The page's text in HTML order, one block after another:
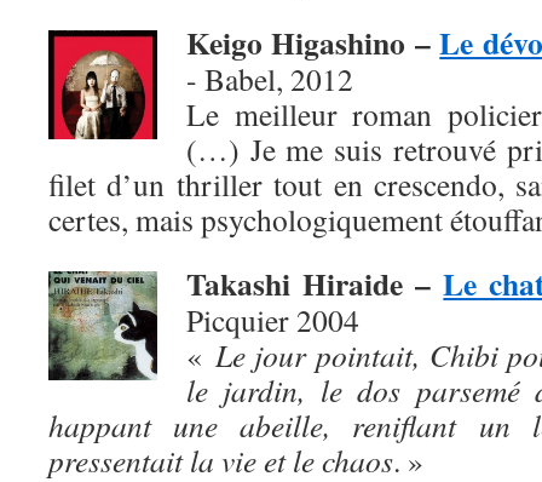
Keigo Higashino –Le
- Babel, 2012
Le meilleur roman
(…) Je me suis retrouvé
filet d’un thriller tout en crescendo,
certes, mais psychologiquement
Takashi Hiraide –Le
Picquier 2004
« Le jour pointait, Chibi
le jardin, le dos parsemé
happant une abeille, reniflant un
pressentait la vie et le chaos. »